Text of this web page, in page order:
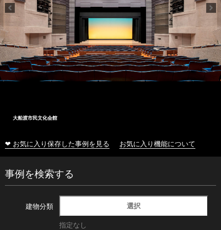
大船渡市民文化会館
❤ お気に入り保存した事例を見る お気に入り機能について
事例を検索する
建物分類 選択
指定なし